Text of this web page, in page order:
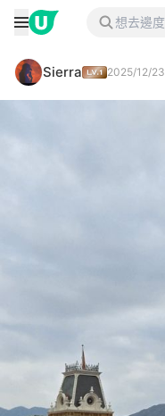
Sierra 2025/12/23